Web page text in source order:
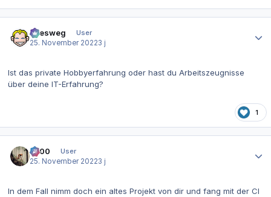
allesweg
User
25. November 20223 j
Ist das private Hobbyerfahrung oder hast du Arbeitszeugnisse
über deine IT-Erfahrung?
1
0x00
User
25. November 20223 j
In dem Fall nimm doch ein altes Projekt von dir und fang mit der CI